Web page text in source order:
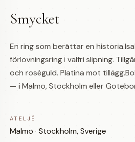
Smycket
En ring som berättar en
förlovningsring i valfri slipning.
och roséguld. Platina mot
— i Malmö, Stockholm eller
ATELJÉ
Malmö · Stockholm, Sverige